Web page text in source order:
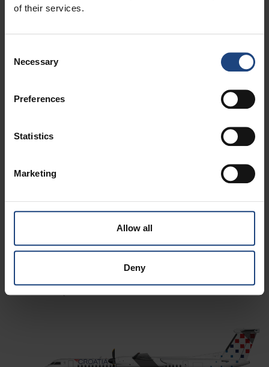
of their services.
Selection
Necessary
Preferences
Statistics
Marketing
Allow all
Deny
Flügeln
Klasse
Maximale
Dash 8-Q400